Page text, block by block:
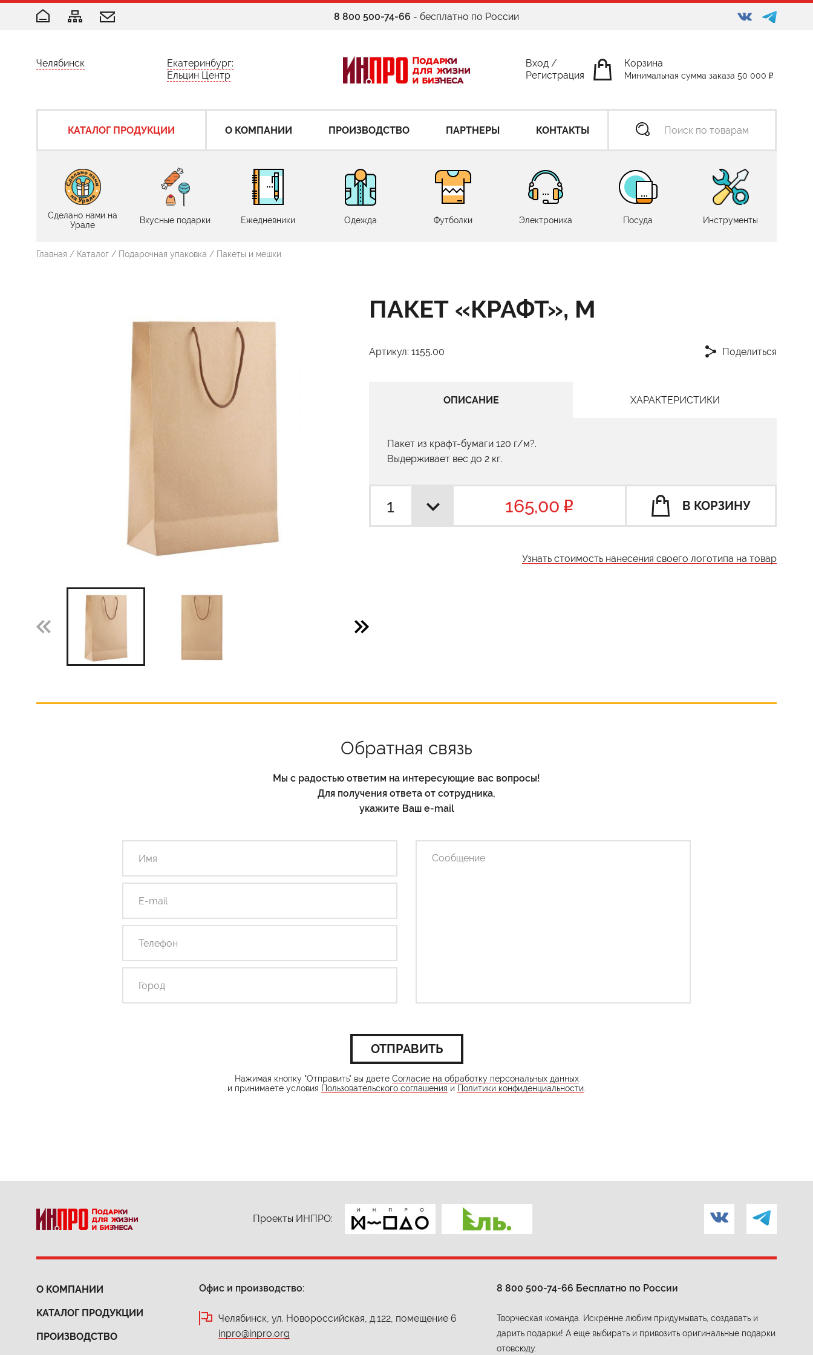
8 800 500-74-66 - бесплатно по России
Челябинск
Екатеринбург:
Ельцин Центр
Вход /
Регистрация
Корзина
Минимальная сумма заказа 50 000
КАТАЛОГ ПРОДУКЦИИ О КОМПАНИИ ПРОИЗВОДСТВО ПАРТНЕРЫ КОНТАКТЫ
Сделано нами на
Урале
Вкусные подарки Ежедневники Одежда Футболки Электроника Посуда Инструменты
Главная / Каталог / Подарочная упаковка / Пакеты и мешки
ПАКЕТ «КРАФТ», M
Артикул: 1155.00 Поделиться
ОПИСАНИЕ ХАРАКТЕРИСТИКИ
Пакет из крафт-бумаги 120 г/м?.
Выдерживает вес до 2 кг.
165,00 В КОРЗИНУ
Узнать стоимость нанесения своего логотипа на товар
Обратная связь
Мы с радостью ответим на интересующие вас вопросы!
Для получения ответа от сотрудника,
укажите Ваш e-mail
ОТПРАВИТЬ
Нажимая кнопку "Отправить" вы даете Согласие на обработку персональных данных
и принимаете условия Пользовательского соглашения и Политики конфиденциальности
Проекты ИНПРО:
О КОМПАНИИ
КАТАЛОГ ПРОДУКЦИИ
ПРОИЗВОДСТВО
Офис и производство:
Челябинск, ул. Новороссийская, д.122, помещение 6
inpro@inpro.org
8 800 500-74-66 Бесплатно по России
Творческая команда. Искренне любим придумывать, создавать и
дарить подарки! А еще выбирать и привозить оригинальные подарки
отовсюду.